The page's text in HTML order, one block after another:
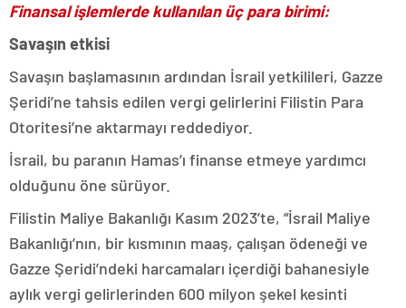
Finansal işlemlerde kullanılan üç para birimi:
Savaşın etkisi
Savaşın başlamasının ardından İsrail yetkilileri, Gazze
Şeridi’ne tahsis edilen vergi gelirlerini Filistin Para
Otoritesi’ne aktarmayı reddediyor.
İsrail, bu paranın Hamas’ı finanse etmeye yardımcı
olduğunu öne sürüyor.
Filistin Maliye Bakanlığı Kasım 2023’te, “İsrail Maliye
Bakanlığı’nın, bir kısmının maaş, çalışan ödeneği ve
Gazze Şeridi’ndeki harcamaları içerdiği bahanesiyle
aylık vergi gelirlerinden 600 milyon şekel kesinti